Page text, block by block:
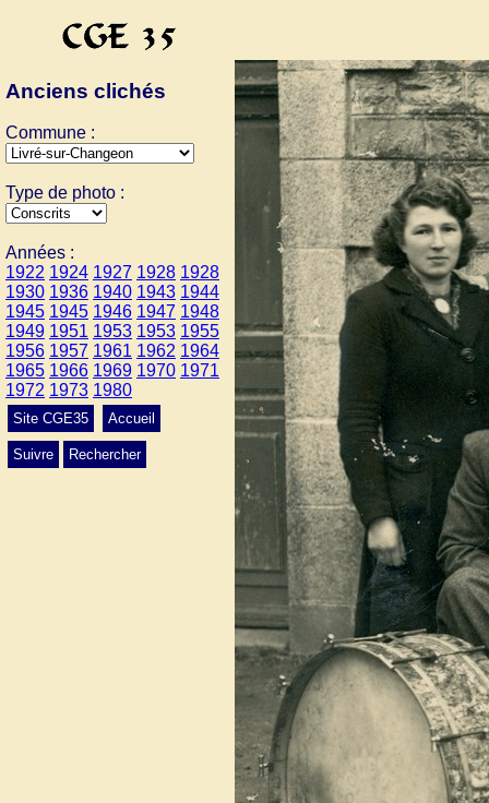
Anciens clichés
Commune :
Type de photo :
Années :
1922 1924 1927 1928 1928
1930 1936 1940 1943 1944
1945 1945 1946 1947 1948
1949 1951 1953 1953 1955
1956 1957 1961 1962 1964
1965 1966 1969 1970 1971
1972 1973 1980
Site CGE35 Accueil
Suivre Rechercher